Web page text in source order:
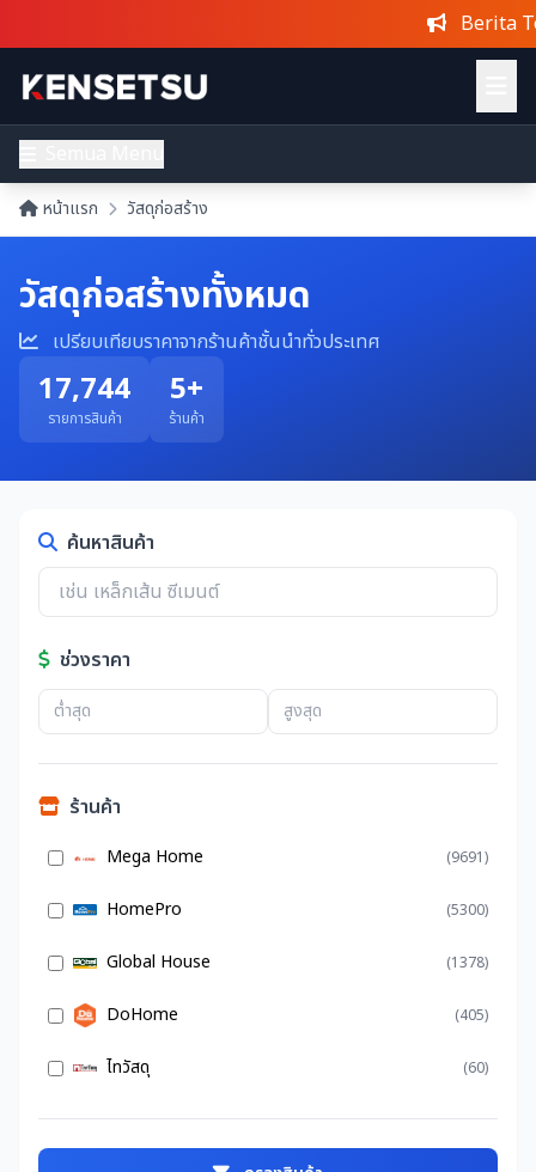
Berita Terkini : EGAT
หน้าแรก วัสดุก่อสร้าง
วัสดุก่อสร้างทั้งหมด
เปรียบเทียบราคาจากร้านค้าชั้นนำทั่วประเทศ
17,744
รายการสินค้า
5+
ร้านค้า
ค้นหาสินค้า
ช่วงราคา
ร้านค้า
Mega Home (9691)
HomePro (5300)
Global House (1378)
DoHome (405)
ไทวัสดุ (60)